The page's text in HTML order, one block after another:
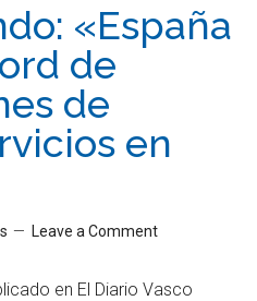
«España
de
de
en
Leave a Comment
en El Diario Vasco